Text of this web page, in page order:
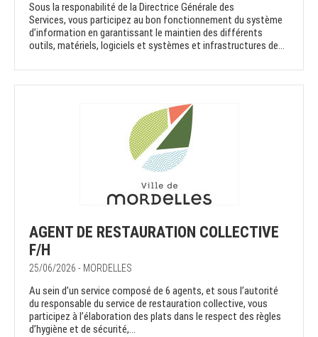
Sous la responabilité de la Directrice Générale des
Services, vous participez au bon fonctionnement du système
d’information en garantissant le maintien des différents
outils, matériels, logiciels et systèmes et infrastructures de...
AGENT DE RESTAURATION COLLECTIVE
F/H
25/06/2026 - MORDELLES
Au sein d’un service composé de 6 agents, et sous l’autorité
du responsable du service de restauration collective, vous
participez à l’élaboration des plats dans le respect des règles
d’hygiène et de sécurité,...